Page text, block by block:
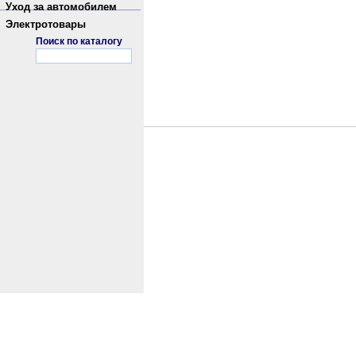
Уход за автомобилем
Электротовары
Поиск по каталогу